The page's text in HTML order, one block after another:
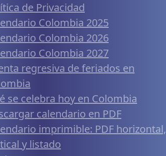
de Privacidad
Colombia 2025
Colombia 2026
Colombia 2027
regresiva de feriados en
se celebra hoy en Colombia
calendario en PDF
imprimible: PDF horizontal,
y listado